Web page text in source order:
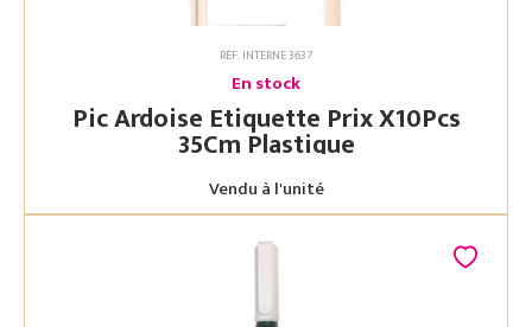
RÉF. INTERNE 3637
En stock
Pic Ardoise Etiquette Prix X10Pcs
35Cm Plastique
Vendu à l'unité